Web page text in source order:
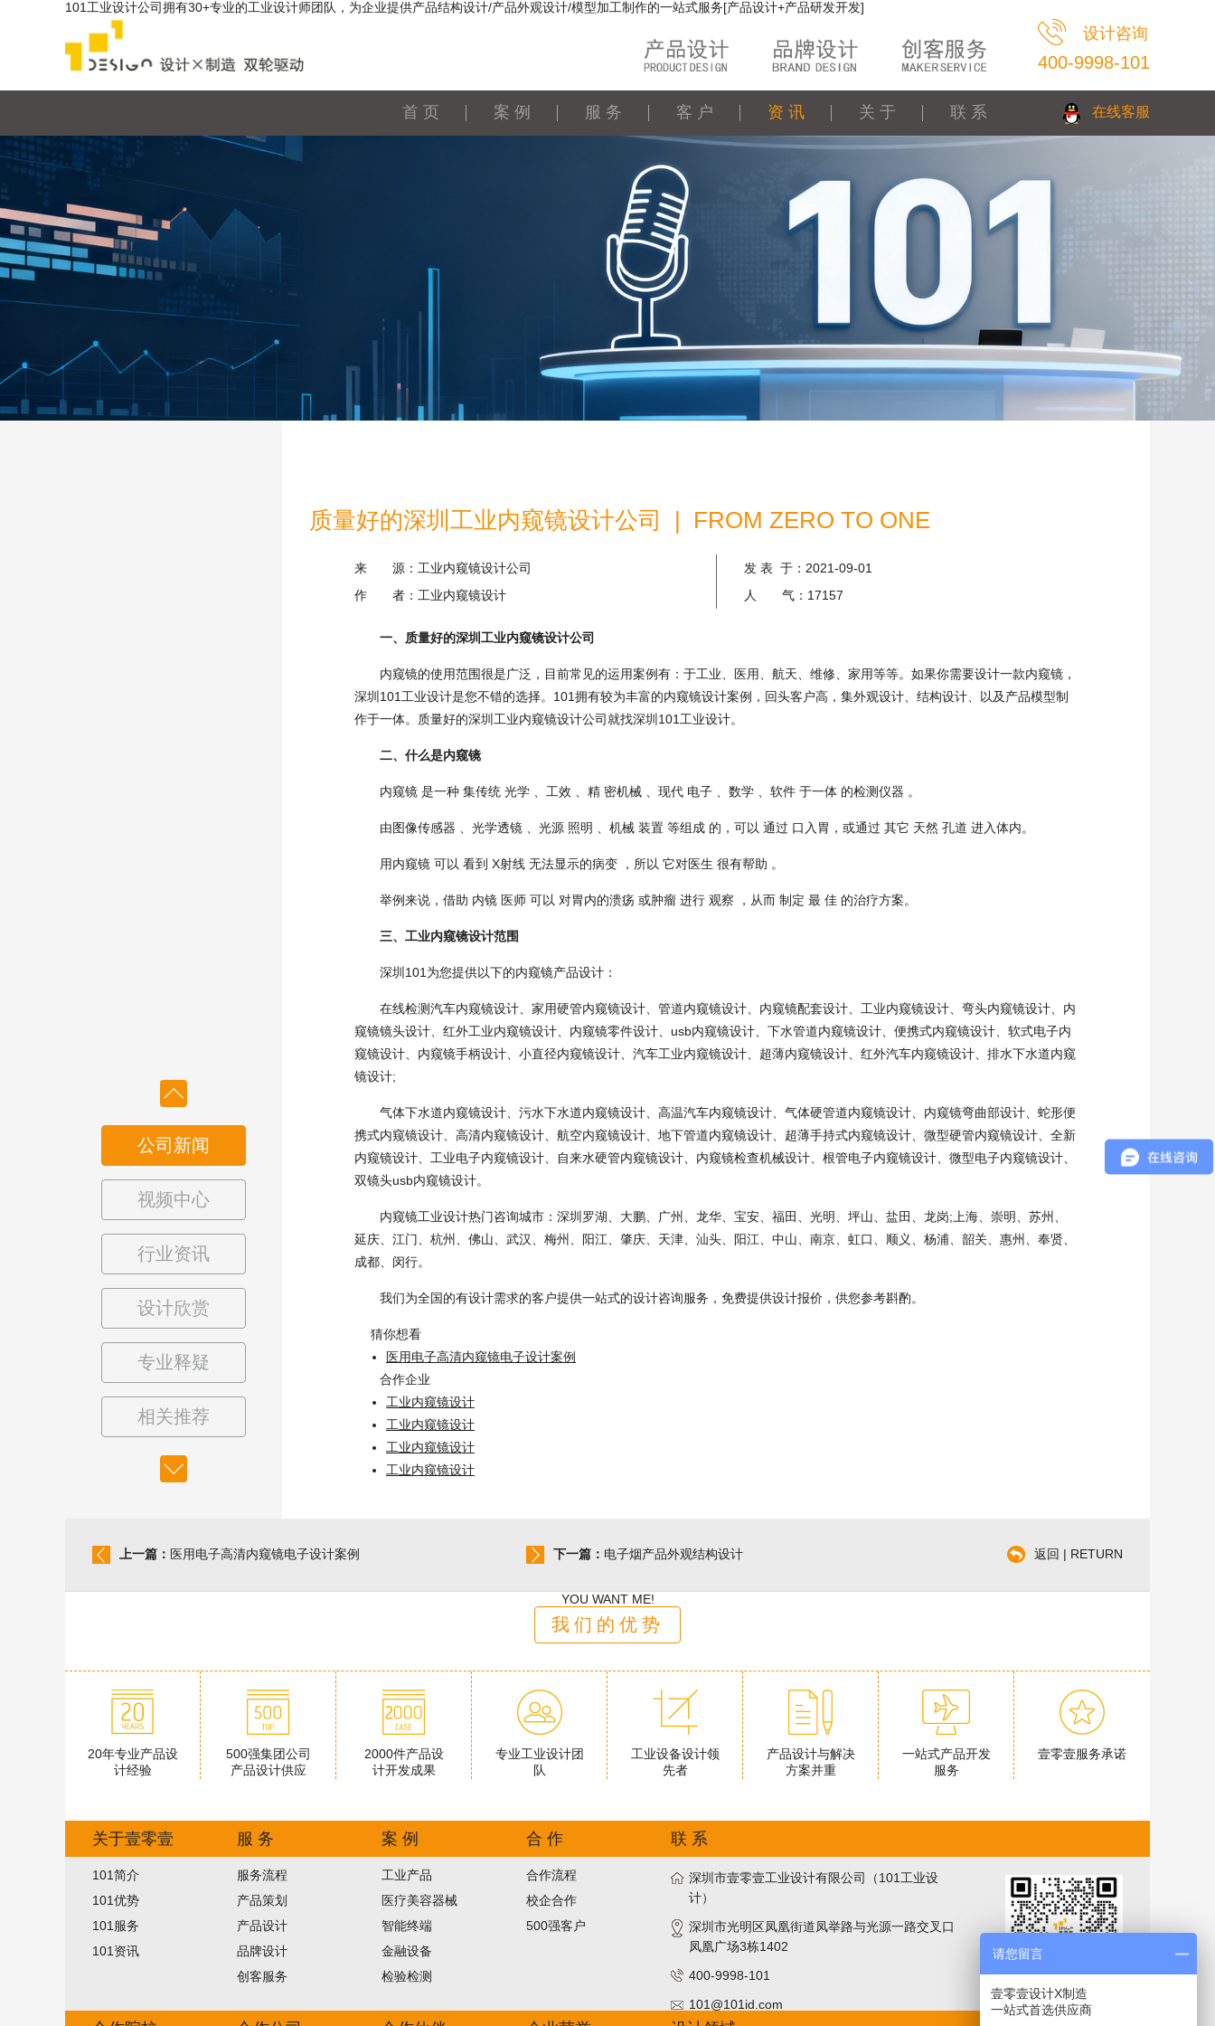
101工业设计公司拥有30+专业的工业设计师团队，为企业提供产品结构设计/产品外观设计/模型加工制作的一站式服务[产品设计+产品研发开发]
设计咨询
400-9998-101
首 页 案 例 服 务 客 户 资 讯 关 于 联 系 在线客服
公司新闻
视频中心
行业资讯
设计欣赏
专业释疑
相关推荐
质量好的深圳工业内窥镜设计公司 | FROM ZERO TO ONE
来 源： 工业内窥镜设计公司 发 表 于： 2021-09-01
作 者： 工业内窥镜设计 人 气： 17157
一、质量好的深圳工业内窥镜设计公司
内窥镜的使用范围很是广泛，目前常见的运用案例有：于工业、医用、航天、维修、家用等等。如果你需要设计一款内窥镜，
深圳101工业设计是您不错的选择。101拥有较为丰富的内窥镜设计案例，回头客户高，集外观设计、结构设计、以及产品模型制
作于一体。质量好的深圳工业内窥镜设计公司就找深圳101工业设计。
二、什么是内窥镜
内窥镜 是一种 集传统 光学 、工效 、精 密机械 、现代 电子 、数学 、软件 于一体 的检测仪器 。
由图像传感器 、光学透镜 、光源 照明 、机械 装置 等组成 的，可以 通过 口入胃，或通过 其它 天然 孔道 进入体内。
用内窥镜 可以 看到 X射线 无法显示的病变 ，所以 它对医生 很有帮助 。
举例来说，借助 内镜 医师 可以 对胃内的溃疡 或肿瘤 进行 观察 ，从而 制定 最 佳 的治疗方案。
三、工业内窥镜设计范围
深圳101为您提供以下的内窥镜产品设计：
在线检测汽车内窥镜设计、家用硬管内窥镜设计、管道内窥镜设计、内窥镜配套设计、工业内窥镜设计、弯头内窥镜设计、内
窥镜镜头设计、红外工业内窥镜设计、内窥镜零件设计、usb内窥镜设计、下水管道内窥镜设计、便携式内窥镜设计、软式电子内
窥镜设计、内窥镜手柄设计、小直径内窥镜设计、汽车工业内窥镜设计、超薄内窥镜设计、红外汽车内窥镜设计、排水下水道内窥
镜设计;
气体下水道内窥镜设计、污水下水道内窥镜设计、高温汽车内窥镜设计、气体硬管道内窥镜设计、内窥镜弯曲部设计、蛇形便
携式内窥镜设计、高清内窥镜设计、航空内窥镜设计、地下管道内窥镜设计、超薄手持式内窥镜设计、微型硬管内窥镜设计、全新
内窥镜设计、工业电子内窥镜设计、自来水硬管内窥镜设计、内窥镜检查机械设计、根管电子内窥镜设计、微型电子内窥镜设计、
双镜头usb内窥镜设计。
内窥镜工业设计热门咨询城市：深圳罗湖、大鹏、广州、龙华、宝安、福田、光明、坪山、盐田、龙岗;上海、崇明、苏州、
延庆、江门、杭州、佛山、武汉、梅州、阳江、肇庆、天津、汕头、阳江、中山、南京、虹口、顺义、杨浦、韶关、惠州、奉贤、
成都、闵行。
我们为全国的有设计需求的客户提供一站式的设计咨询服务，免费提供设计报价，供您参考斟酌。
猜你想看
医用电子高清内窥镜电子设计案例
合作企业
工业内窥镜设计
工业内窥镜设计
工业内窥镜设计
工业内窥镜设计
上一篇： 医用电子高清内窥镜电子设计案例 下一篇： 电子烟产品外观结构设计 返回 | RETURN
YOU WANT ME!
我们的优势
20年专业产品设
计经验
500强集团公司
产品设计供应
2000件产品设
计开发成果
专业工业设计团
队
工业设备设计领
先者
产品设计与解决
方案并重
一站式产品开发
服务
壹零壹服务承诺
关于壹零壹
101简介
101优势
101服务
101资讯
服 务
服务流程
产品策划
产品设计
品牌设计
创客服务
案 例
工业产品
医疗美容器械
智能终端
金融设备
检验检测
合 作
合作流程
校企合作
500强客户
联 系
深圳市壹零壹工业设计有限公司（101工业设
计）
深圳市光明区凤凰街道凤举路与光源一路交叉口
凤凰广场3栋1402
400-9998-101
101@101id.com
请您留言
壹零壹设计X制造
一站式首选供应商